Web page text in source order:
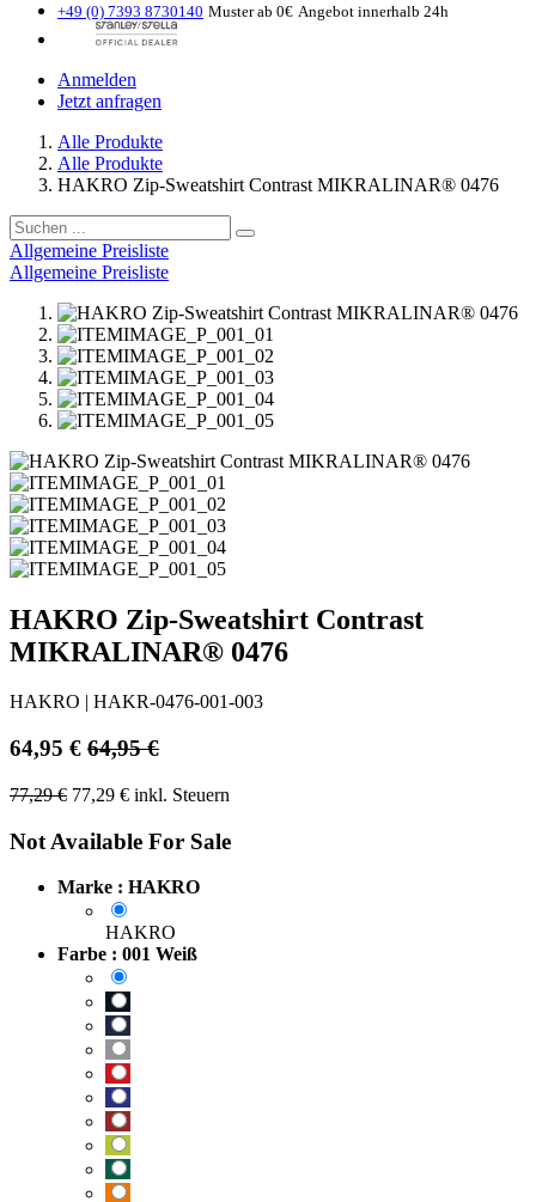
+49 (0) 7393 8730140 Muster ab 0€ Angebot innerhalb 24h
Anmelden
Jetzt anfragen
Alle Produkte
Alle Produkte
HAKRO Zip-Sweatshirt Contrast MIKRALINAR® 0476
Allgemeine Preisliste
Allgemeine Preisliste
HAKRO Zip-Sweatshirt Contrast
MIKRALINAR® 0476
HAKRO HAKR-0476-001-003
64,95 € 64,95€
77,29€ 77,29 € inkl. Steuern
Not Available For Sale
Marke : HAKRO
HAKRO
Farbe : 001 Weiß